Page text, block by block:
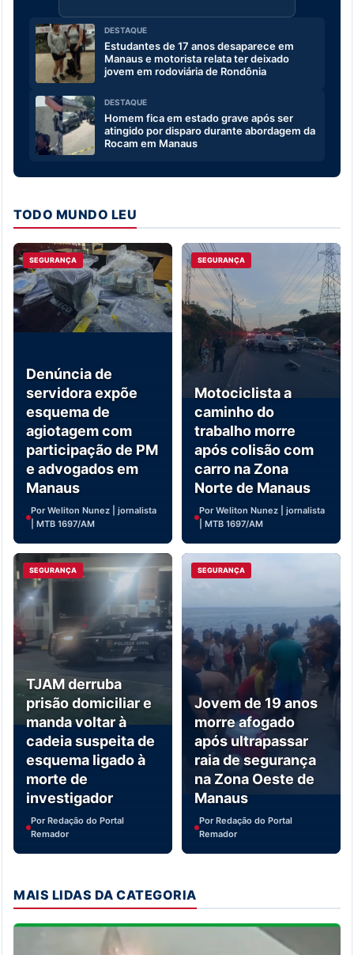
DESTAQUE
Estudantes de 17 anos desaparece em
Manaus e motorista relata ter deixado
jovem em rodoviária de Rondônia
DESTAQUE
Homem fica em estado grave após ser
atingido por disparo durante abordagem da
Rocam em Manaus
TODO MUNDO LEU
SEGURANÇA
Denúncia de
servidora expõe
esquema de
agiotagem com
participação de PM
e advogados em
Manaus
Por Weliton Nunez | jornalista
| MTB 1697/AM
SEGURANÇA
Motociclista a
caminho do
trabalho morre
após colisão com
carro na Zona
Norte de Manaus
Por Weliton Nunez | jornalista
| MTB 1697/AM
SEGURANÇA
TJAM derruba
prisão domiciliar e
manda voltar à
cadeia suspeita de
esquema ligado à
morte de
investigador
Por Redação do Portal
Remador
SEGURANÇA
Jovem de 19 anos
morre afogado
após ultrapassar
raia de segurança
na Zona Oeste de
Manaus
Por Redação do Portal
Remador
MAIS LIDAS DA CATEGORIA